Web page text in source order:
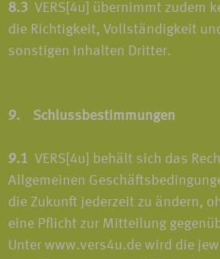
8.3 VERS[4u] übernimmt zudem
die Richtigkeit, Vollständigkeit
sonstigen Inhalten Dritter.
9. Schlussbestimmungen
9.1 VERS[4u] behält sich das
Allgemeinen
die Zukunft jederzeit zu ändern,
eine Pflicht zur Mitteilung
Unter www.vers4u.de wird die